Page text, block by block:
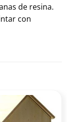
de resina.
con